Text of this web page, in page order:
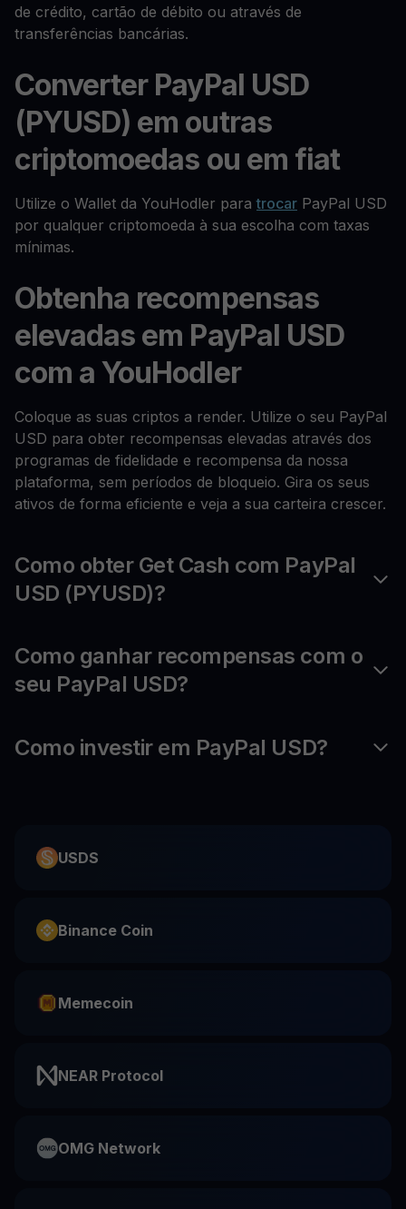
de crédito, cartão de débito ou através de
transferências bancárias.
Converter PayPal USD
(PYUSD) em outras
criptomoedas ou em fiat
Utilize o Wallet da YouHodler paratrocar PayPal USD
por qualquer criptomoeda à sua escolha com taxas
mínimas.
Obtenha recompensas
elevadas em PayPal USD
com a YouHodler
Coloque as suas criptos a render. Utilize o seu PayPal
USD para obter recompensas elevadas através dos
programas de fidelidade e recompensa da nossa
plataforma, sem períodos de bloqueio. Gira os seus
ativos de forma eficiente e veja a sua carteira crescer.
Como obter Get Cash com PayPal
USD (PYUSD)?
Como ganhar recompensas com o
seu PayPal USD?
Como investir em PayPal USD?
USDS
Binance Coin
Memecoin
NEAR Protocol
OMG Network